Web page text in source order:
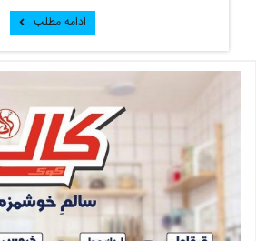
ادامه مطلب